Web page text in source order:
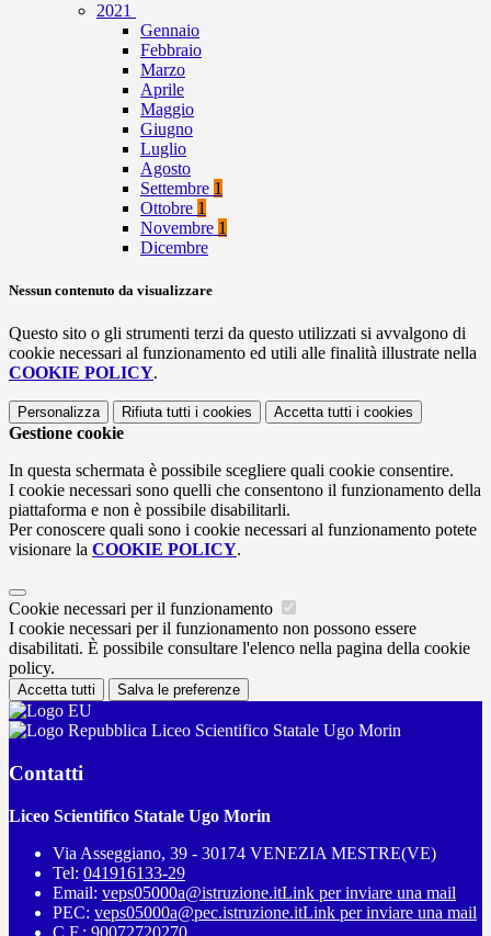
2021
Gennaio
Febbraio
Marzo
Aprile
Maggio
Giugno
Luglio
Agosto
Settembre 1
Ottobre 1
Novembre 1
Dicembre
Nessun contenuto da visualizzare
Questo sito o gli strumenti terzi da questo utilizzati si avvalgono di
cookie necessari al funzionamento ed utili alle finalità illustrate nella
COOKIE POLICY.
Personalizza Rifiuta tutti i cookies Accetta tutti i cookies
Gestione cookie
In questa schermata è possibile scegliere quali cookie consentire.
I cookie necessari sono quelli che consentono il funzionamento della
piattaforma e non è possibile disabilitarli.
Per conoscere quali sono i cookie necessari al funzionamento potete
visionare la COOKIE POLICY.
Cookie necessari per il funzionamento
I cookie necessari per il funzionamento non possono essere
disabilitati. È possibile consultare l'elenco nella pagina della cookie
policy.
Accetta tutti Salva le preferenze
Liceo Scientifico Statale Ugo Morin
Contatti
Liceo Scientifico Statale Ugo Morin
Via Asseggiano, 39 - 30174 VENEZIA MESTRE(VE)
Tel: 041916133-29
Email: veps05000a@istruzione.itLink per inviare una mail
PEC: veps05000a@pec.istruzione.itLink per inviare una mail
C.F.: 90072720270